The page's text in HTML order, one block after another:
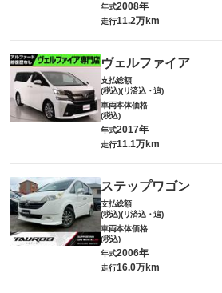
年式2008年
走行11.2万km
ヴェルファイア
支払総額
(税込)(リ済込・追)
車両本体価格
(税込)
年式2017年
走行11.1万km
ステップワゴン
支払総額
(税込)(リ済込・追)
車両本体価格
(税込)
年式2006年
走行16.0万km